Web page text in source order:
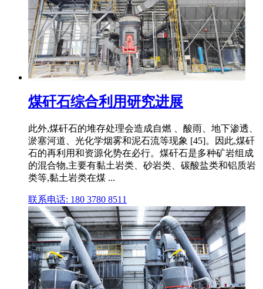
煤矸石综合利用研究进展
此外,煤矸石的堆存处理会造成自燃 、酸雨、地下渗透、
淤塞河道、光化学烟雾和泥石流等现象 [45]。因此,煤矸
石的再利用和资源化势在必行。煤矸石是多种矿岩组成
的混合物,主要有黏土岩类、砂岩类、碳酸盐类和铝质岩
类等,黏土岩类在煤 ...
联系电话: 180 3780 8511